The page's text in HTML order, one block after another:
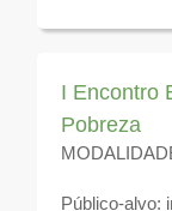
I Encontro
Pobreza
Público-alvo: